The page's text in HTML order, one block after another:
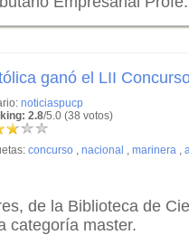
ganó el LII
noticiaspucp
2.8/5.0 (38 votos)
concurso , nacional , marinera ,
de la Biblioteca de
categoría master.